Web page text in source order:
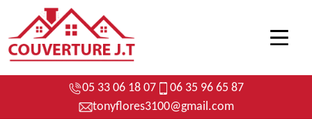
05 33 06 18 07
06 35 96 65 87
tonyflores3100@gmail.com